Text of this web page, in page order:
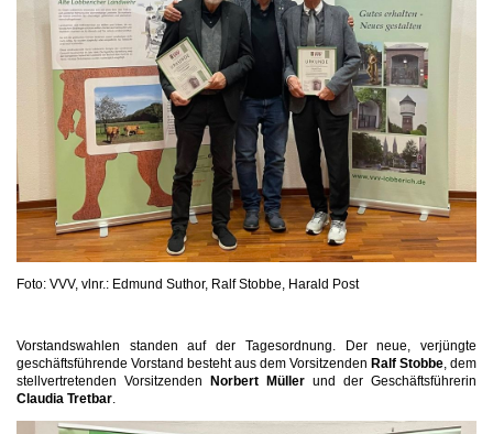
Foto: VVV, vlnr.: Edmund Suthor, Ralf Stobbe, Harald Post
Vorstandswahlen standen auf der Tagesordnung. Der neue, verjüngte
geschäftsführende Vorstand besteht aus dem Vorsitzenden Ralf Stobbe , dem
stellvertretenden Vorsitzenden
Norbert Müller und der Geschäftsführerin
Claudia Tretbar